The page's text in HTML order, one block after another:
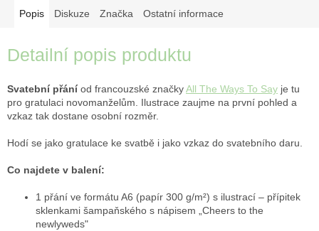
Popis Diskuze Značka Ostatní informace
Detailní popis produktu
Svatební přáníod francouzské značkyAll The Ways To Say je tu
pro gratulaci novomanželům. Ilustrace zaujme na první pohled a
vzkaz tak dostane osobní rozměr.
Hodí se jako gratulace ke svatbě i jako vzkaz do svatebního daru.
Co najdete v balení:
1 přání ve formátu A6 (papír 300 g/m²) s ilustrací – přípitek
sklenkami šampaňského s nápisem „Cheers to the
newlyweds"